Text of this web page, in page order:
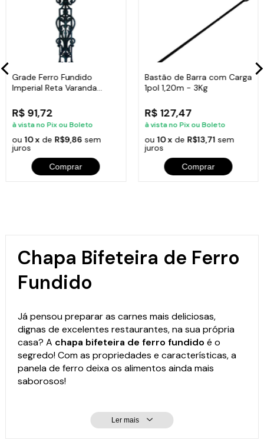
Grade Ferro Fundido
Imperial Reta Varanda
R$ 91,72
à vista no Pix ou Boleto
ou10 x de R$9,86 sem
juros
Comprar
Bastão de Barra com Carga
1pol 1,20m - 3Kg
R$ 127,47
à vista no Pix ou Boleto
ou 10 x de R$13,71 sem
juros
Comprar
Chapa Bifeteira de Ferro
Fundido
Já pensou preparar as carnes mais deliciosas,
dignas de excelentes restaurantes, na sua própria
casa? A chapa bifeteira de ferro fundidoé o
segredo! Com as propriedades e características, a
panela de ferro deixa os alimentos ainda mais
saborosos!
Por que comprar chapa
Ler mais